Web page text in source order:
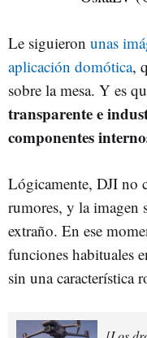
Le siguieron unas
aplicación domótica,
sobre la mesa. Y es
transparente e
componentes
Lógicamente, DJI no
rumores, y la imagen
extraño. En ese
funciones habituales
sin una característica